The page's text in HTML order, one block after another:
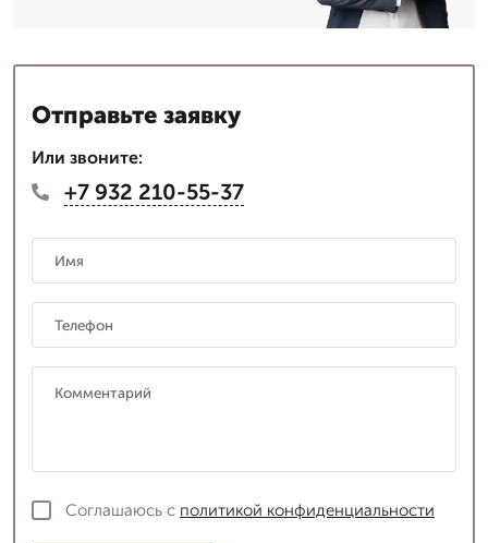
Отправьте заявку
Или звоните:
+7 932 210-55-37
Соглашаюсь с политикой конфиденциальности